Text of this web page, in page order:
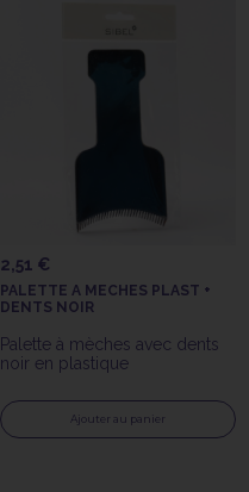
2,51 €
PALETTE A MECHES PLAST +
DENTS NOIR
Palette à mèches avec dents
noir en plastique
Ajouter au panier